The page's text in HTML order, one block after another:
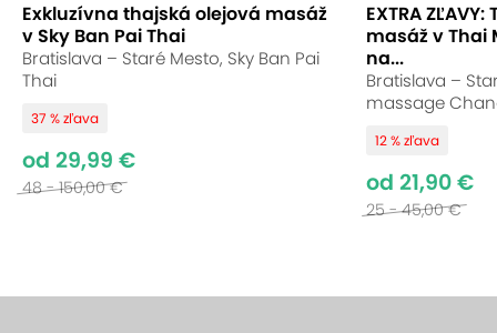
Exkluzívna thajská olejová masáž
v Sky Ban Pai Thai
Bratislava – Staré Mesto, Sky Ban Pai
Thai
37 % zľava
od 29,99 €
48 - 150,00 €
EXTRA
masáž v Thai
na...
Bratislava –
massage
12 % zľava
od 21,90 €
25 - 45,00 €